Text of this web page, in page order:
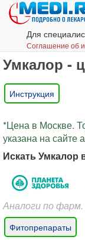
Для
Соглашение об
Умкалор -
Инструкция
*Цена в Москве.
указана на сайте
Искать Умкалор
Аналоги по фарм.
Фитопрепараты